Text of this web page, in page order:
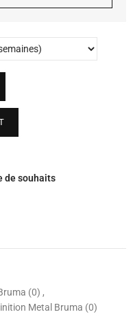
de souhaits
(0)
Metal Bruma (0)